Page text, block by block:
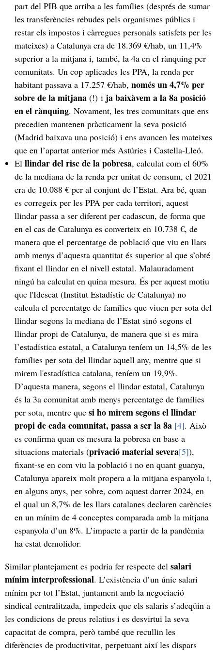
part del PIB que arriba a les famílies (després de sumar
les transferències rebudes pels organismes públics i
restar els impostos i càrregues personals satisfets per les
mateixes) a Catalunya era de 18.369 €/hab, un 11,4%
superior a la mitjana i, també, la 4a en el rànquing per
comunitats. Un cop aplicades les PPA, la renda per
habitant passava a 17.257 €/hab, només un 4,7% per
sobre de la mitjana (!) i ja baixàvem a la 8a posició
en el rànquing. Novament, les tres comunitats que ens
precedien mantenen pràcticament la seva posició
(Madrid baixava una posició) i ens avancen les mateixes
que en l’apartat anterior més Astúries i Castella-Lleó.
El llindar del risc de la pobresa, calculat com el 60%
de la mediana de la renda per unitat de consum, el 2021
era de 10.088 € per al conjunt de l’Estat. Ara bé, quan
es corregeix per les PPA per cada territori, aquest
llindar passa a ser diferent per cadascun, de forma que
en el cas de Catalunya es converteix en 10.738 €, de
manera que el percentatge de població que viu en llars
amb menys d’aquesta quantitat és superior al que s’obté
fixant el llindar en el nivell estatal. Malauradament
ningú ha calculat en quina mesura. És per aquest motiu
que l'Idescat (Institut Estadístic de Catalunya) no
calcula el percentatge de famílies que viuen per sota del
llindar segons la mediana de l’Estat sinó segons el
llindar propi de Catalunya, de manera que si es mira
l’estadística estatal, a Catalunya teníem un 14,5% de les
famílies per sota del llindar aquell any, mentre que si
mirem l'estadística catalana, teníem un 19,9%.
D’aquesta manera, segons el llindar estatal, Catalunya
és la 3a comunitat amb menys percentatge de famílies
per sota, mentre que si ho mirem segons el llindar
propi de cada comunitat, passa a ser la 8a [4]. Això
es confirma quan es mesura la pobresa en base a
situacions materials (privació material severa[5]),
fixant-se en com viu la població i no en quant guanya,
Catalunya apareix molt propera a la mitjana espanyola i,
en alguns anys, per sobre, com aquest darrer 2024, en
el qual un 8,7% de les llars catalanes declaren carències
en un mínim de 4 conceptes comparada amb la mitjana
espanyola d’un 8%. L’impacte a partir de la pandèmia
ha estat demolidor.
Similar plantejament es podria fer respecte del salari
mínim interprofessional. L’existència d’un únic salari
mínim per tot l’Estat, juntament amb la negociació
sindical centralitzada, impedeix que els salaris s’adeqüin a
les condicions de preus relatius i es desvirtuï la seva
capacitat de compra, però també que recullin les
diferències de productivitat, perpetuant així les dispars